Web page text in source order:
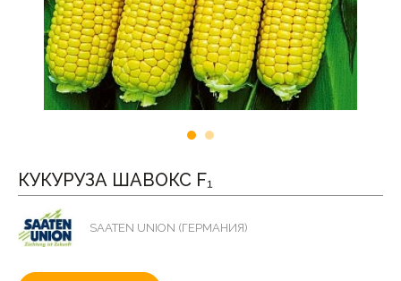
КУКУРУЗА ШАВОКС F₁
SAATEN UNION (ГЕРМАНИЯ)